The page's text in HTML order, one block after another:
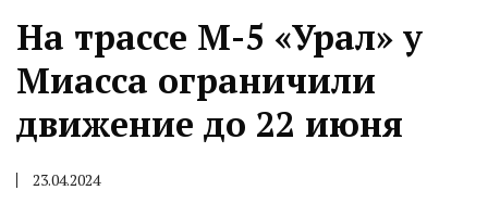
На трассе М-5 «Урал» у
Миасса ограничили
движение до 22 июня
23.04.2024